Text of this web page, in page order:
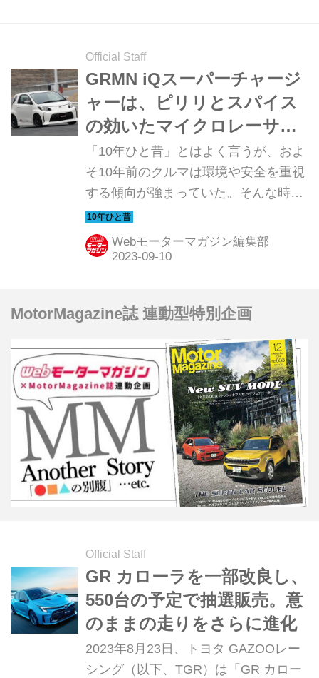
Official Staff
GRMN iQスーパーチャージ
ャーは、ピリリとスパイス
の効いたマイクロレーサー
だった【10年ひと昔の新
車】
「10年ひと昔」とはよく言うが、およ
そ10年前のクルマは環境や安全を重視
する傾向が強まっていた。そんな時代
のニューモデル試乗記を当時の記事と
写真で紹介していこう。今回は、
GRMN iQスーパーチャージャー（プロ
Webモーターマガジン編集部
MotorMagazine誌 連動型特別企画
Official Staff
GR カローラを一部改良し、
550台の予定で抽選販売。意
のままの走りをさらに進化
2023年8月23日、トヨタ GAZOOレー
シング（以下、TGR）は「GR カロー